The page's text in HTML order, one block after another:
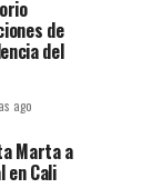
de
del
ago
Marta a
en Cali